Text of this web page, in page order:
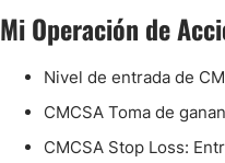
Mi Operación de
Nivel de entrada de
CMCSA Toma de
CMCSA Stop Loss: